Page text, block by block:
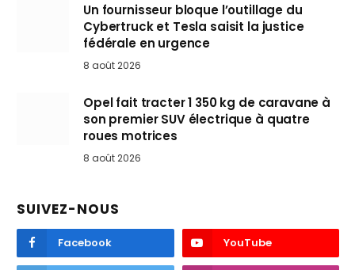
Un fournisseur bloque l’outillage du
Cybertruck et Tesla saisit la justice
fédérale en urgence
8 août 2026
Opel fait tracter 1 350 kg de caravane à
son premier SUV électrique à quatre
roues motrices
8 août 2026
SUIVEZ-NOUS
Facebook YouTube